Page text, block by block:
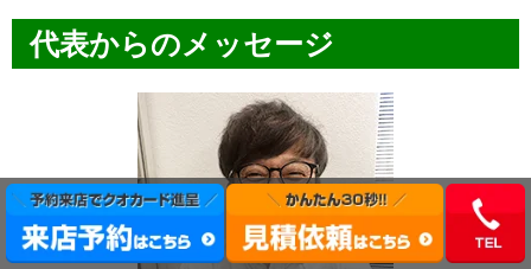
代表からのメッセージ